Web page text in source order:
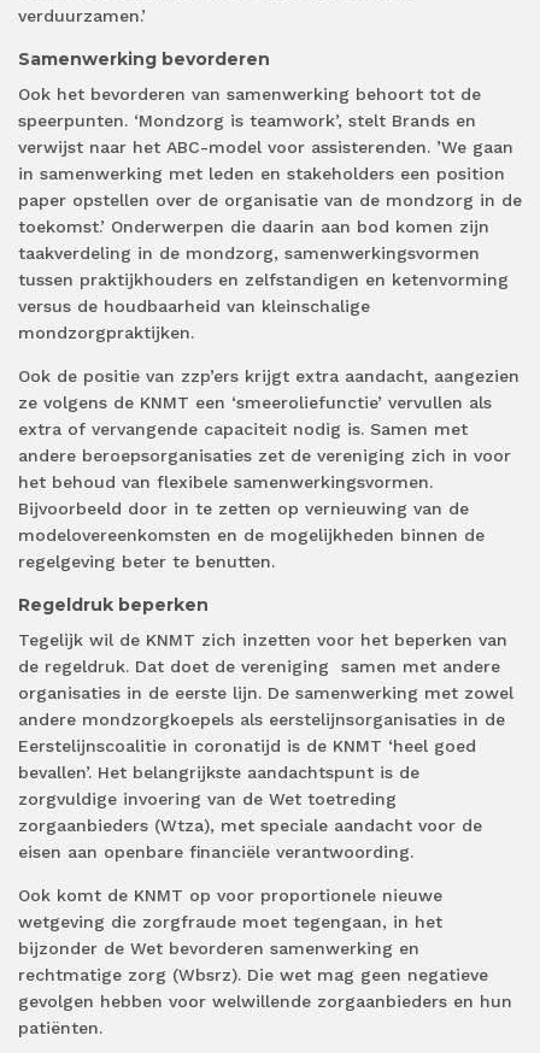
verduurzamen.’
Samenwerking bevorderen
Ook het bevorderen van samenwerking behoort tot de
speerpunten. ‘Mondzorg is teamwork’, stelt Brands en
verwijst naar het ABC-model voor assisterenden. ’We gaan
in samenwerking met leden en stakeholders een position
paper opstellen over de organisatie van de mondzorg in de
toekomst.’ Onderwerpen die daarin aan bod komen zijn
taakverdeling in de mondzorg, samenwerkingsvormen
tussen praktijkhouders en zelfstandigen en ketenvorming
versus de houdbaarheid van kleinschalige
mondzorgpraktijken.
Ook de positie van zzp’ers krijgt extra aandacht, aangezien
ze volgens de KNMT een ‘smeeroliefunctie’ vervullen als
extra of vervangende capaciteit nodig is. Samen met
andere beroepsorganisaties zet de vereniging zich in voor
het behoud van flexibele samenwerkingsvormen.
Bijvoorbeeld door in te zetten op vernieuwing van de
modelovereenkomsten en de mogelijkheden binnen de
regelgeving beter te benutten.
Regeldruk beperken
Tegelijk wil de KNMT zich inzetten voor het beperken van
de regeldruk. Dat doet de vereniging samen met andere
organisaties in de eerste lijn. De samenwerking met zowel
andere mondzorgkoepels als eerstelijnsorganisaties in de
Eerstelijnscoalitie in coronatijd is de KNMT ‘heel goed
bevallen’. Het belangrijkste aandachtspunt is de
zorgvuldige invoering van de Wet toetreding
zorgaanbieders (Wtza), met speciale aandacht voor de
eisen aan openbare financiële verantwoording.
Ook komt de KNMT op voor proportionele nieuwe
wetgeving die zorgfraude moet tegengaan, in het
bijzonder de Wet bevorderen samenwerking en
rechtmatige zorg (Wbsrz). Die wet mag geen negatieve
gevolgen hebben voor welwillende zorgaanbieders en hun
patiënten.